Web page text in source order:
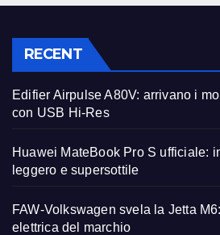
RECENT
Edifier Airpulse A80V: arrivano i
con USB Hi-Res
Huawei MateBook Pro S ufficiale:
leggero e supersottile
FAW-Volkswagen svela la Jetta
elettrica del marchio